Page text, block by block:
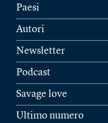
Paesi
Autori
Newsletter
Podcast
Savage love
Ultimo numero